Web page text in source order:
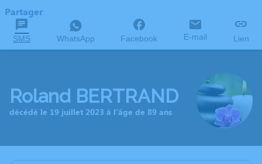
Partager
SMS WhatsApp Facebook E-mail Lien
Roland BERTRAND
décédé le 19 juillet 2023 à l'âge de 89 ans